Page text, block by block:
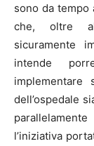
sono da
che, oltre
sicuramente
intende
dell’ospedale
l’iniziativa